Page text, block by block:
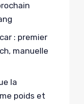
: premier
manuelle
la
poids et